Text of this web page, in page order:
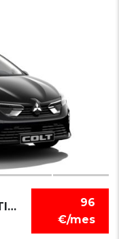
96
€/mes
MITSUBISHI COLT 100T MOTION